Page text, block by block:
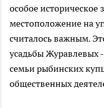
особое историческое
местоположение на
считалось важным.
усадьбы Журавлевых
семьи рыбинских
общественных